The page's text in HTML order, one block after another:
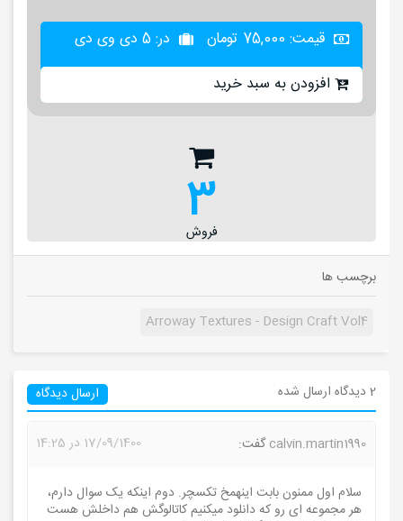
قیمت: 75,000 تومان
در: 5 دی وی دی
افزودن به سبد خرید
3
فروش
برچسب ها
Arroway Textures - Design Craft Vol4
2 دیدگاه ارسال شده ارسال دیدگاه
calvin.martin1990 گفت: 17/09/1400 در 14:25
سلام اول ممنون بابت اینهمخ تکسچر. دوم اینکه یک سوال دارم،
هر مجموعه ای رو که دانلود میکنیم کاتالوگش هم داخلش هست